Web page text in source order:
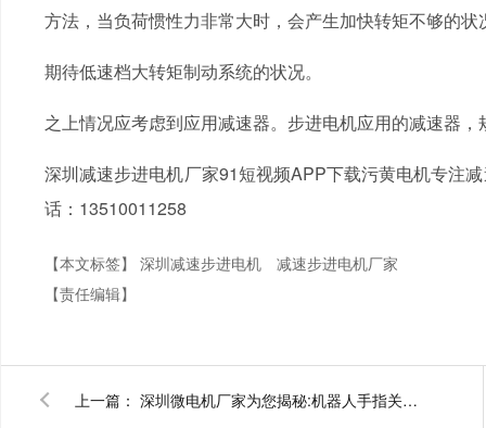
方法，当负荷惯性力非常大时，会产生加快转矩不够的
期待低速档大转矩制动系统的状况。
之上情况应考虑到应用减速器。步进电机应用的减速器
深圳减速步进电机厂家91短视频APP下载污黄电机专注
话：13510011258
【本文标签】 深圳减速步进电机
减速步进电机厂家
【责任编辑】
上一篇： 深圳微电机厂家为您揭秘:机器人手指关节用什么微电机